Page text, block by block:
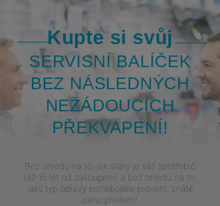
Kupte si svůj
SERVISNÍ BALÍČEK
BEZ NÁSLEDNÝCH
NEŽÁDOUCÍCH
PŘEKVAPENÍ!
Bez ohledu na to, jak starý je váš spotřebič
(až 15 let od zakoupení) a bez ohledu na to,
jaký typ opravy potřebujete provést, znáte
cenu předem!